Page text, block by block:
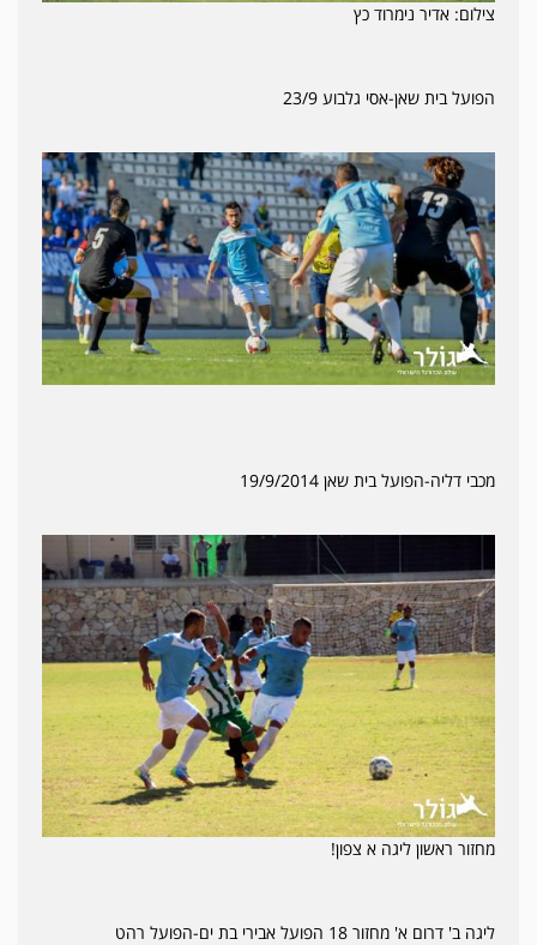
צילום: אדיר נימרוד כץ
הפועל בית שאן-אסי גלבוע 23/9
מכבי דליה-הפועל בית שאן 19/9/2014
מחזור ראשון ליגה א צפון!
ליגה ב' דרום א' מחזור 18 הפועל אבירי בת ים-הפועל רהט